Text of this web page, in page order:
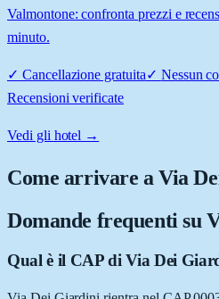
Valmontone: confronta prezzi e
minuto.
✓ Cancellazione gratuita✓ Nessun
Recensioni verificate
Vedi gli hotel →
Come arrivare aVia
Domande frequenti su
Qual è il CAP di Via Dei